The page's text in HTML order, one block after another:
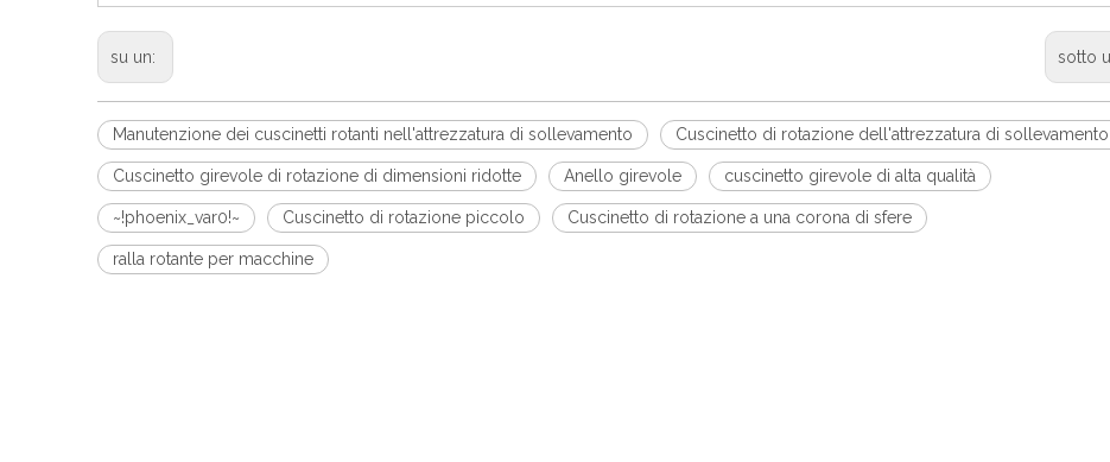
su un: sotto
Manutenzione dei cuscinetti rotanti nell'attrezzatura di sollevamento Cuscinetto di rotazione dell'attrezzatura di sollevamento
Cuscinetto girevole di rotazione di dimensioni ridotte Anello girevole cuscinetto girevole di alta qualità
~!phoenix_var0!~ Cuscinetto di rotazione piccolo Cuscinetto di rotazione a una corona di sfere
ralla rotante per macchine